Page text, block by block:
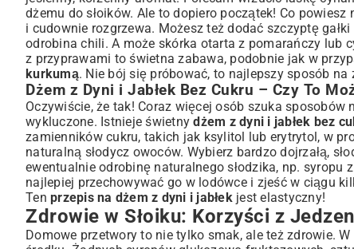
dżemu do słoików. Ale to dopiero początek! Co powiesz
i cudownie rozgrzewa. Możesz też dodać szczyptę
odrobina chili. A może skórka otarta z pomarańczy lub
z przyprawami to świetna zabawa, podobnie jak w
kurkumą. Nie bój się próbować, to najlepszy sposób
Dżem z Dyni i Jabłek Bez Cukru – Czy To
Oczywiście, że tak! Coraz więcej osób szuka
wykluczone. Istnieje świetnydżem z dyni i jabłek bez
zamienników cukru, takich jak ksylitol lub erytrytol, w
naturalną słodycz owoców. Wybierz bardzo dojrzałą,
ewentualnie odrobinę naturalnego słodzika, np. syropu
najlepiej przechowywać go w lodówce i zjeść w ciągu
Ten przepis na dżem z dyni i jabłekjest elastyczny!
Zdrowie w Słoiku: Korzyści z
Domowe przetwory to nie tylko smak, ale też zdrowie.